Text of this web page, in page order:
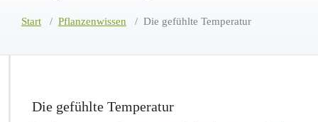
Start / Pflanzenwissen / Die gefühlte Temperatur
Die gefühlte Temperatur